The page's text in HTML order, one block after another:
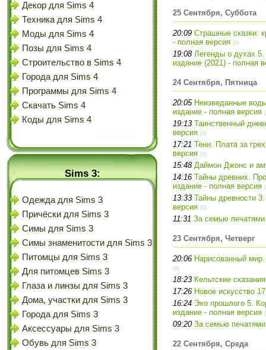
Декор для Sims 4
Техника для Sims 4
Моды для Sims 4
Позы для Sims 4
Строительство в Sims 4
Города для Sims 4
Программы для Sims 4
Скачать Sims 4
Коды для Sims 4
Sims 3:
Одежда для Sims 3
Причёски для Sims 3
Симы для Sims 3
Симы знаменитости для Sims 3
Питомцы для Sims 3
Для питомцев Sims 3
Глаза и линзы для Sims 3
Дома, участки для Sims 3
Города для Sims 3
Аксессуары для Sims 3
Обувь для Sims 3
25 Сентября, Суббота
20:09 Страшные сказки:
- полная версия (0)
19:08 Легенды о духах
издание (2021) - полная
24 Сентября, Пятница
20:05 Неизведанные
издание - полная версия
19:13 Таинственный
версия (0)
17:21 Тени. Плата за
версия (0)
15:48 Даймон Джонс и
14:16 Тайны древних.
издание - полная версия
13:33 Тайны древности
версия (0)
11:31 За семью
23 Сентября, Четверг
20:06 Нарисованный
(0)
18:23 Кельтские
17:26 Новое искусство
16:24 Эхо прошлого 5.
издание - полная версия
09:20 За семью
22 Сентября, Среда